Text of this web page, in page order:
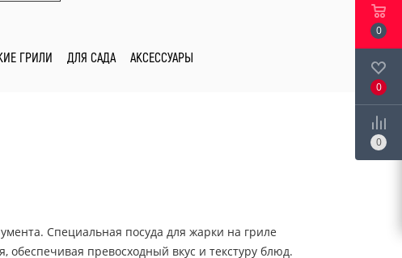
ГРИЛИ ДЛЯ САДА АКСЕССУАРЫ
Специальная посуда для жарки на гриле
обеспечивая превосходный вкус и текстуру блюд.
0
0
0